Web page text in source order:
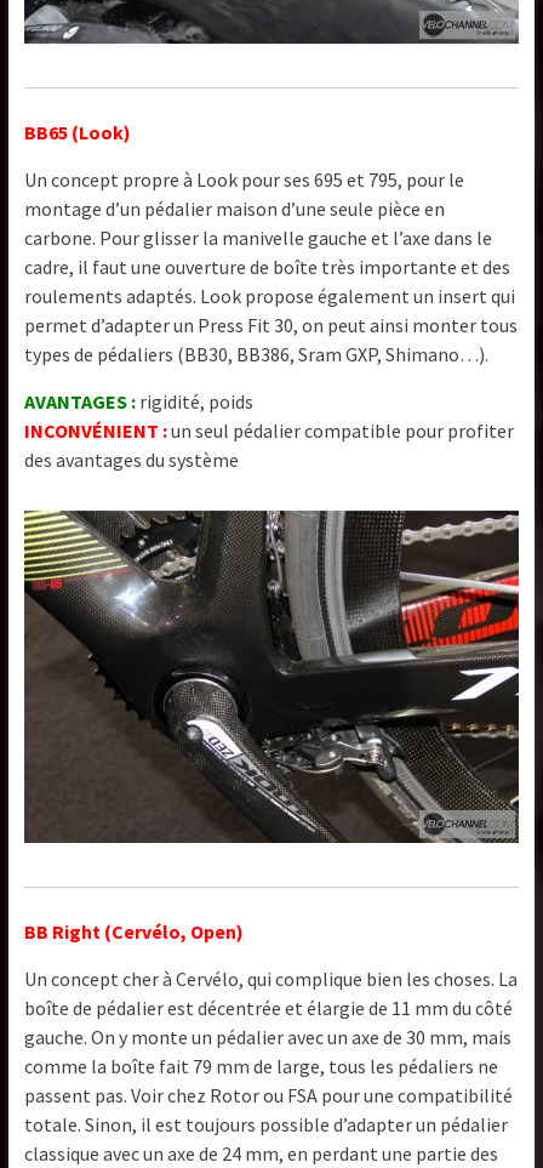
BB65 (Look)
Un concept propre à Look pour ses 695 et 795, pour le
montage d’un pédalier maison d’une seule pièce en
carbone. Pour glisser la manivelle gauche et l’axe dans le
cadre, il faut une ouverture de boîte très importante et des
roulements adaptés. Look propose également un insert qui
permet d’adapter un Press Fit 30, on peut ainsi monter tous
types de pédaliers (BB30, BB386, Sram GXP, Shimano…).
AVANTAGES : rigidité, poids
INCONVÉNIENT :un seul pédalier compatible pour profiter
des avantages du système
BB Right (Cervélo, Open)
Un concept cher à Cervélo, qui complique bien les choses. La
boîte de pédalier est décentrée et élargie de 11 mm du côté
gauche. On y monte un pédalier avec un axe de 30 mm, mais
comme la boîte fait 79 mm de large, tous les pédaliers ne
passent pas. Voir chez Rotor ou FSA pour une compatibilité
totale. Sinon, il est toujours possible d’adapter un pédalier
classique avec un axe de 24 mm, en perdant une partie des